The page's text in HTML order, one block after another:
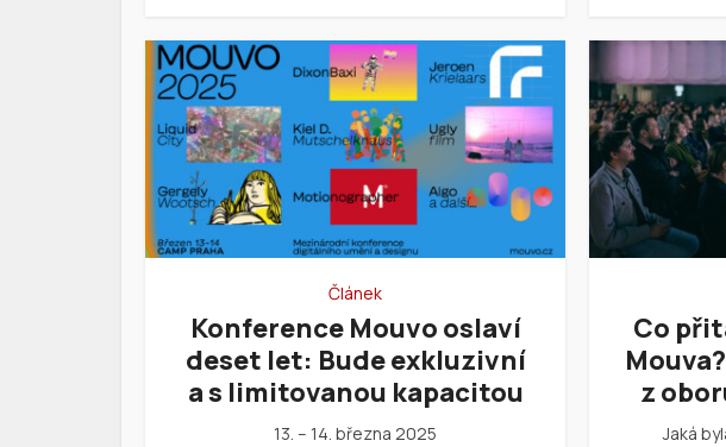
Článek
Konference Mouvo oslaví
deset let: Bude exkluzivní
a s limitovanou kapacitou
13. – 14. března 2025
Co
z
Jaká